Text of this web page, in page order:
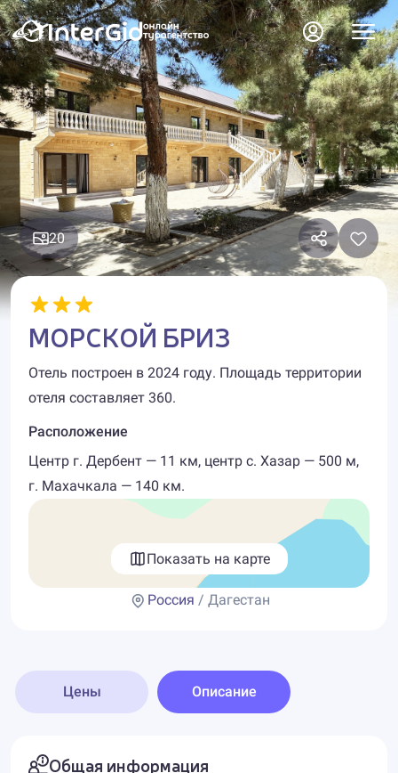
20
МОРСКОЙ БРИЗ
Отель построен в 2024 году. Площадь территории
отеля составляет 360.
Расположение
Центр г. Дербент — 11 км, центр с. Хазар — 500 м,
г. Махачкала — 140 км.
Показать на карте
Россия / Дагестан
Цены Описание
Общая информация